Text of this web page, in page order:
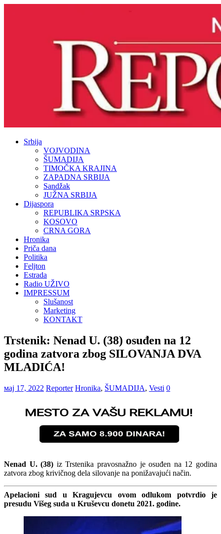
Srbija
VOJVODINA
ŠUMADIJA
TIMOČKA KRAJINA
ZAPADNA SRBIJA
Sandžak
JUŽNA SRBIJA
Dijaspora
REPUBLIKA SRPSKA
KOSOVO
CRNA GORA
Hronika
Priča dana
Politika
Feljton
Estrada
Radio UŽIVO
IMPRESSUM
Slušanost
Marketing
KONTAKT
Trstenik: Nenad U. (38) osuđen na 12
godina zatvora zbog SILOVANJA DVA
MLADIĆA!
мај 17, 2022 Reporter Hronika, ŠUMADIJA, Vesti 0
Nenad U. (38) iz Trstenika pravosnažno je osuđen na 12 godina
zatvora zbog krivičnog dela silovanje na ponižavajući način.
Apelacioni sud u Kragujevcu ovom odlukom potvrdio je
presudu Višeg suda u Kruševcu donetu 2021. godine.